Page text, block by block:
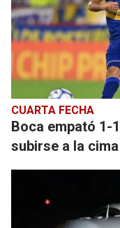
CUARTA FECHA
Boca empató 1-
subirse a la